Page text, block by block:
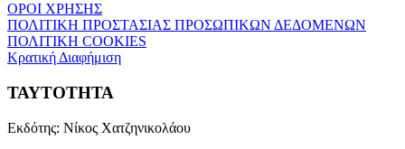
ΟΡΟΙ ΧΡΗΣΗΣ
ΠΟΛΙΤΙΚΗ ΠΡΟΣΤΑΣΙΑΣ ΠΡΟΣΩΠΙΚΩΝ ΔΕΔΟΜΕΝΩΝ
ΠΟΛΙΤΙΚΗ COOKIES
Κρατική Διαφήμιση
ΤΑΥΤΟΤΗΤΑ
Εκδότης: Νίκος Χατζηνικολάου